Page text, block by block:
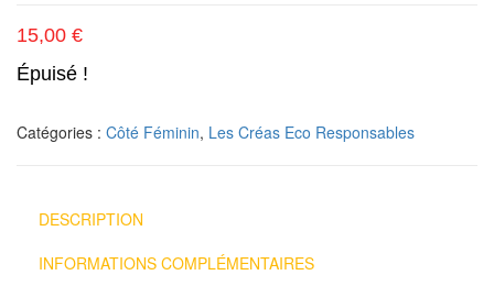
15,00 €
Épuisé !
Catégories : Côté Féminin, Les Créas Eco Responsables
DESCRIPTION
INFORMATIONS COMPLÉMENTAIRES